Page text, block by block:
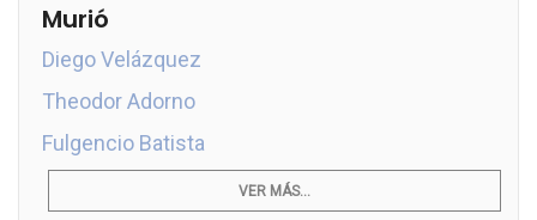
Murió
Diego Velázquez
Theodor Adorno
Fulgencio Batista
VER MÁS...